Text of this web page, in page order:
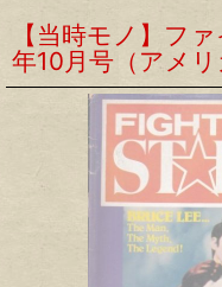
【当時モノ】フ
年10月号（アメリ